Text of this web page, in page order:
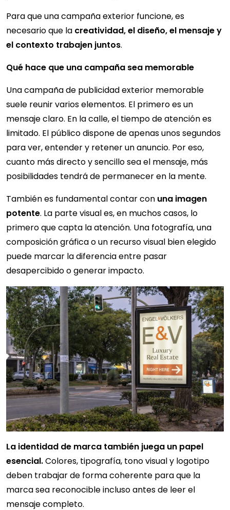
Para que una campaña exterior funcione, es
necesario que la creatividad, el diseño, el mensaje y
el contexto trabajen juntos.
Qué hace que una campaña sea memorable
Una campaña de publicidad exterior memorable
suele reunir varios elementos. El primero es un
mensaje claro. En la calle, el tiempo de atención es
limitado. El público dispone de apenas unos segundos
para ver, entender y retener un anuncio. Por eso,
cuanto más directo y sencillo sea el mensaje, más
posibilidades tendrá de permanecer en la mente.
También es fundamental contar con una imagen
potente. La parte visual es, en muchos casos, lo
primero que capta la atención. Una fotografía, una
composición gráfica o un recurso visual bien elegido
puede marcar la diferencia entre pasar
desapercibido o generar impacto.
La identidad de marca también juega un papel
esencial.Colores, tipografía, tono visual y logotipo
deben trabajar de forma coherente para que la
marca sea reconocible incluso antes de leer el
mensaje completo.